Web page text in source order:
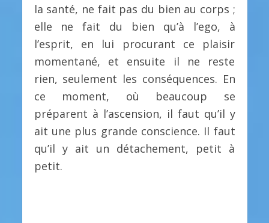
la santé, ne fait pas du bien au corps ;
elle ne fait du bien qu’à l’ego, à
l’esprit, en lui procurant ce plaisir
momentané, et ensuite il ne reste
rien, seulement les conséquences. En
ce moment, où beaucoup se
préparent à l’ascension, il faut qu’il y
ait une plus grande conscience. Il faut
qu’il y ait un détachement, petit à
petit.